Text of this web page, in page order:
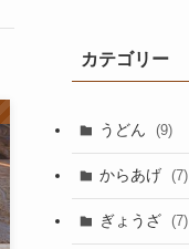
カテゴリー
うどん (9)
からあげ (7)
ぎょうざ (7)